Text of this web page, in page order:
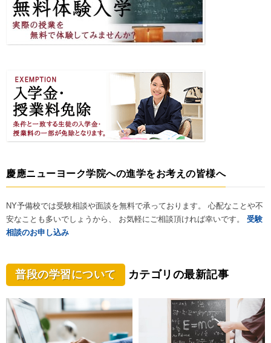
慶應ニューヨーク学院への進学をお考えの皆様へ
NY予備校では受験相談や面談を無料で承っております。 心配なことや不
安なことも多いでしょうから、 お気軽にご相談頂ければ幸いです。 受験
相談のお申し込み
普段の学習について カテゴリの最新記事